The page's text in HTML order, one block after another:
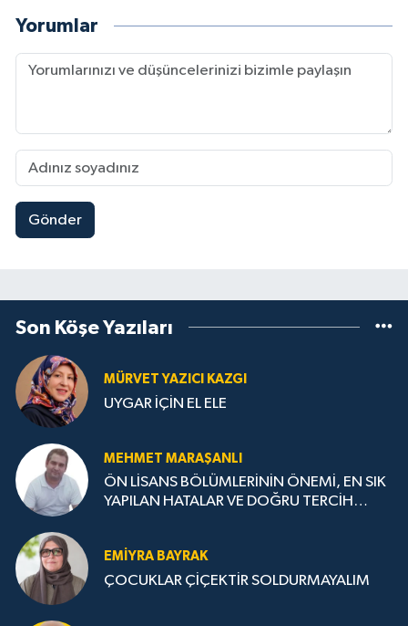
Yorumlar
Gönder
Son Köşe Yazıları
MÜRVET YAZICI KAZGI
UYGAR İÇİN EL ELE
MEHMET MARAŞANLI
ÖN LİSANS BÖLÜMLERİNİN ÖNEMİ, EN SIK
YAPILAN HATALAR VE DOĞRU TERCİH
EMIYRA BAYRAK
ÇOCUKLAR ÇİÇEKTİR SOLDURMAYALIM